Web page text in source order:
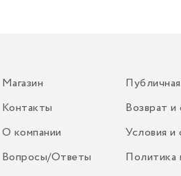
Магазин
Контакты
О компании
Вопросы/Ответы
Возврат и
Условия и